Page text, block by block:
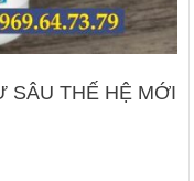
SÂU THẾ HỆ MỚI